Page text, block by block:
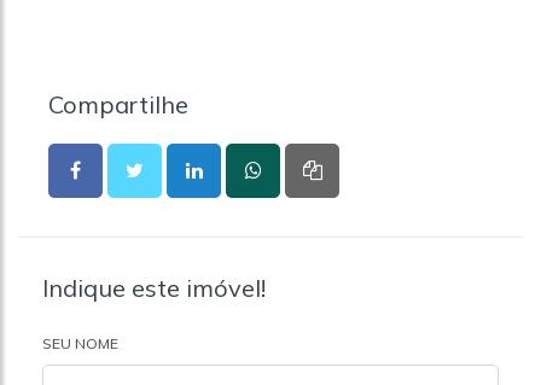
Compartilhe
Indique este imóvel!
SEU NOME